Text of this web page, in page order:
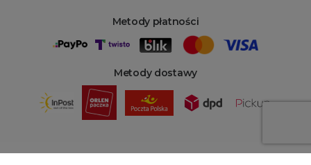
Metody płatności
Metody dostawy